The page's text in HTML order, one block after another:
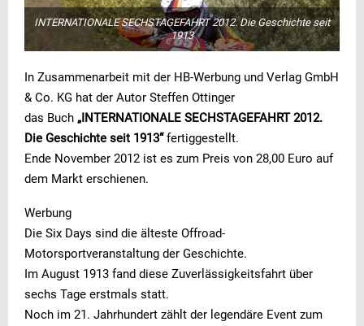
INTERNATIONALE SECHSTAGEFAHRT 2012. Die Geschichte seit
1913
In Zusammenarbeit mit der HB-Werbung und Verlag GmbH
& Co. KG hat der Autor Steffen Ottinger
das Buch „INTERNATIONALE SECHSTAGEFAHRT 2012.
Die Geschichte seit 1913“fertiggestellt.
Ende November 2012 ist es zum Preis von 28,00 Euro auf
dem Markt erschienen.
Werbung
Die Six Days sind die älteste Offroad-
Motorsportveranstaltung der Geschichte.
Im August 1913 fand diese Zuverlässigkeitsfahrt über
sechs Tage erstmals statt.
Noch im 21. Jahrhundert zählt der legendäre Event zum